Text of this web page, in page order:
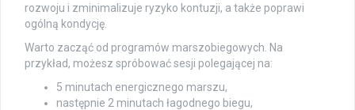
rozwoju i zminimalizuje ryzyko kontuzji, a także poprawi
ogólną kondycję.
Warto zacząć od programów marszobiegowych. Na
przykład, możesz spróbować sesji polegającej na:
5 minutach energicznego marszu,
następnie 2 minutach łagodnego biegu,